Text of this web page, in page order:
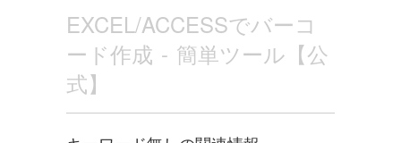
EXCEL/ACCESSでバーコ
ード作成 - 簡単ツール【公
式】